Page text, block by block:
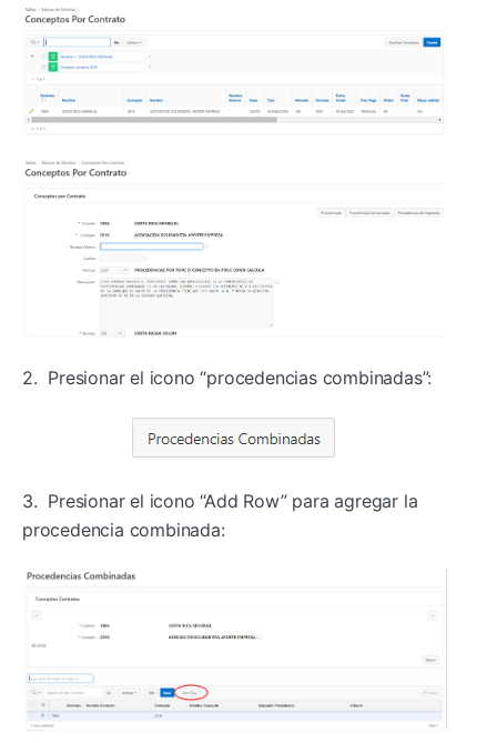
2. Presionar el icono “procedencias combinadas”:
3. Presionar el icono “Add Row” para agregar la
procedencia combinada: